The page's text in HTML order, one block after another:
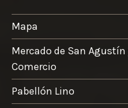
Mapa
Mercado de San
Comercio
Pabellón Lino